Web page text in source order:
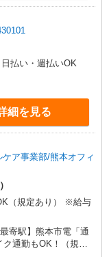
い・日払い・週払いOK
細を見る
ア事業部/熊本オフィ
定あり） ※給与
寄駅】熊本市電「通
通勤もOK！（規定